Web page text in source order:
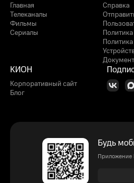
Главная
Телеканалы
Фильмы
Сериалы
Справка
КИОН
Корпоративный сайт
Блог
Будь
Приложение